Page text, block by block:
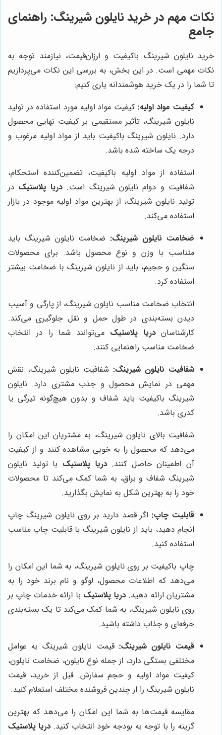
نکات مهم در خرید نایلون شیرینگ: راهنمای
جامع
خرید نایلون شیرینگ باکیفیت و ارزان‌قیمت، نیازمند توجه به
نکات مهمی است. در این بخش، به بررسی این نکات می‌پردازیم
تا شما را در یک خرید هوشمندانه یاری کنیم:
کیفیت مواد اولیه: کیفیت مواد اولیه مورد استفاده در تولید
نایلون شیرینگ، تأثیر مستقیمی بر کیفیت نهایی محصول
دارد. نایلون شیرینگ باکیفیت باید از مواد اولیه مرغوب و
درجه یک ساخته شده باشد.
استفاده از مواد اولیه باکیفیت، تضمین‌کننده استحکام،
شفافیت و دوام نایلون شیرینگ است.دریا پلاستیک در
تولید نایلون شیرینگ، از بهترین مواد اولیه موجود در بازار
استفاده می‌کند.
ضخامت نایلون شیرینگ: ضخامت نایلون شیرینگ باید
متناسب با وزن و نوع محصول باشد. برای محصولات
سنگین و حجیم، باید از نایلون شیرینگ با ضخامت بیشتر
استفاده کرد.
انتخاب ضخامت مناسب نایلون شیرینگ، از پارگی و آسیب
دیدن بسته‌بندی در طول حمل و نقل جلوگیری می‌کند.
کارشناساندریا پلاستیک می‌توانند شما را در انتخاب
ضخامت مناسب راهنمایی کنند.
شفافیت نایلون شیرینگ: شفافیت نایلون شیرینگ، نقش
مهمی در نمایش محصول و جذب مشتری دارد. نایلون
شیرینگ باکیفیت باید شفاف و بدون هیچ‌گونه تیرگی یا
کدری باشد.
شفافیت بالای نایلون شیرینگ، به مشتریان این امکان را
می‌دهد که محصول را به خوبی مشاهده کنند و از کیفیت
آن اطمینان حاصل کنند.دریا پلاستیک با تولید نایلون
شیرینگ شفاف و براق، به شما کمک می‌کند تا محصولات
خود را به بهترین شکل به نمایش بگذارید.
قابلیت چاپ: اگر قصد دارید بر روی نایلون شیرینگ چاپ
انجام دهید، باید از نایلون شیرینگ با قابلیت چاپ مناسب
استفاده کنید.
چاپ باکیفیت بر روی نایلون شیرینگ، به شما این امکان را
می‌دهد که اطلاعات محصول، لوگو و نام برند خود را به
مشتریان ارائه دهید.دریا پلاستیک با ارائه خدمات چاپ بر
روی نایلون شیرینگ، به شما کمک می‌کند تا یک بسته‌بندی
حرفه‌ای و جذاب داشته باشید.
قیمت نایلون شیرینگ: قیمت نایلون شیرینگ به عوامل
مختلفی بستگی دارد، از جمله نوع نایلون، ضخامت نایلون،
کیفیت مواد اولیه و حجم سفارش. قبل از خرید، قیمت
نایلون شیرینگ را از چندین فروشنده مختلف استعلام کنید.
مقایسه قیمت‌ها به شما این امکان را می‌دهد که بهترین
گزینه را با توجه به بودجه خود انتخاب کنید.دریا پلاستیک